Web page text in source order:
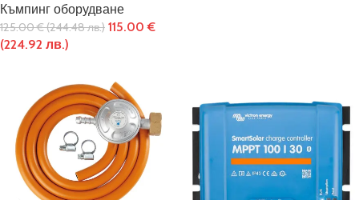
Къмпинг оборудване
125.00€(244.48 лв.) 115.00€
(224.92 лв.)